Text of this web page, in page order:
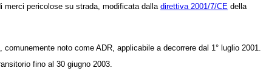
merci pericolose su strada, modificata dalla direttiva 2001/7/CE della
noto come ADR, applicabile a decorrere dal 1° luglio 2001.
fino al 30 giugno 2003.